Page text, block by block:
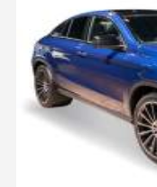
Inscription
Livraison offerte en
Paiement